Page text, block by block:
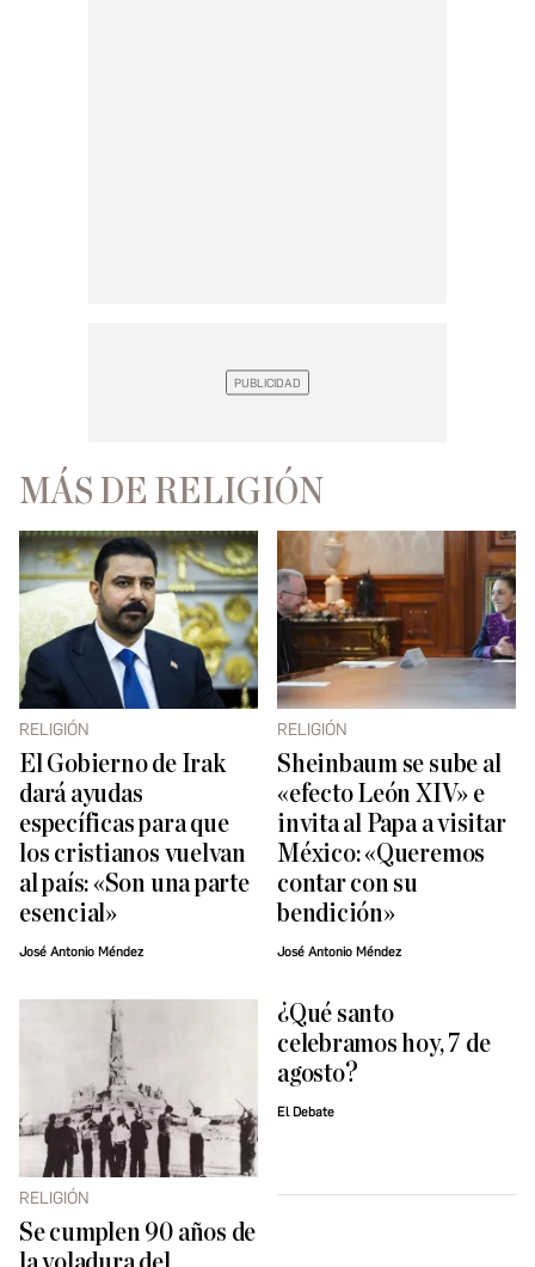
MÁS DE RELIGIÓN
RELIGIÓN
El Gobierno de Irak
dará ayudas
específicas para que
los cristianos vuelvan
al país: «Son una parte
esencial»
José Antonio Méndez
RELIGIÓN
Sheinbaum se sube al
«efecto León XIV» e
invita al Papa a visitar
México: «Queremos
contar con su
bendición»
José Antonio Méndez
RELIGIÓN
Se cumplen 90 años de
¿Qué santo
celebramos hoy, 7 de
agosto?
El Debate